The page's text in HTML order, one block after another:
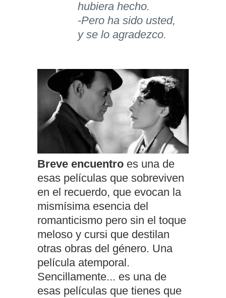
hubiera hecho.
-Pero ha sido usted,
y se lo agradezco.
Breve encuentro es una de
esas películas que sobreviven
en el recuerdo, que evocan la
mismísima esencia del
romanticismo pero sin el toque
meloso y cursi que destilan
otras obras del género. Una
película atemporal.
Sencillamente... es una de
esas películas que tienes que